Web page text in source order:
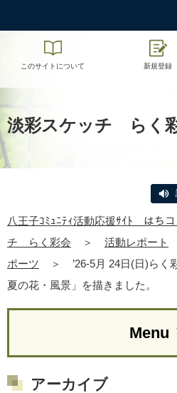
このサイトについて 新規登録
淡彩スケッチ らく
八王子ｺﾐｭﾆﾃｨ活動応援ｻｲﾄ はちコ
チ らく彩会
＞ 活動レポート
ポーツ
＞
’26-5月 24日(日)ら
夏の花・風景」を描きました。
Menu
アーカイブ